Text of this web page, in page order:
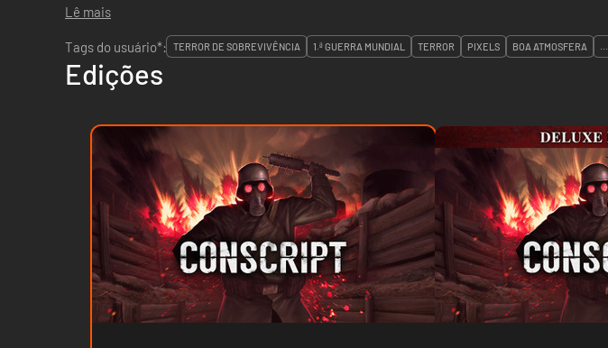
Lê mais
Tags do usuário*:
TERROR DE SOBREVIVÊNCIA 1.ª GUERRA MUNDIAL TERROR PIXELS BOA ATMOSFERA ...
Edições